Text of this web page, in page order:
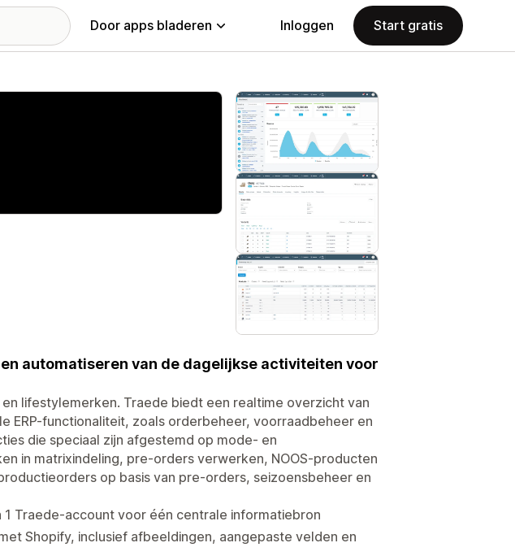
Door apps bladeren Inloggen Start gratis
automatiseren van de dagelijkse activiteiten voor
lifestylemerken. Traede biedt een realtime overzicht van
ERP-functionaliteit, zoals orderbeheer, voorraadbeheer en
die speciaal zijn afgestemd op mode- en
in matrixindeling, pre-orders verwerken, NOOS-producten
op basis van pre-orders, seizoensbeheer en
Traede-account voor één centrale informatiebron
Shopify, inclusief afbeeldingen, aangepaste velden en